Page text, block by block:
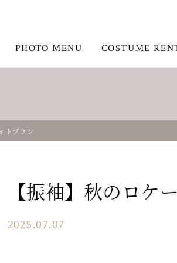
PHOTO MENU COSTUME
トプラン
【振袖】秋のロケ
2025.07.07